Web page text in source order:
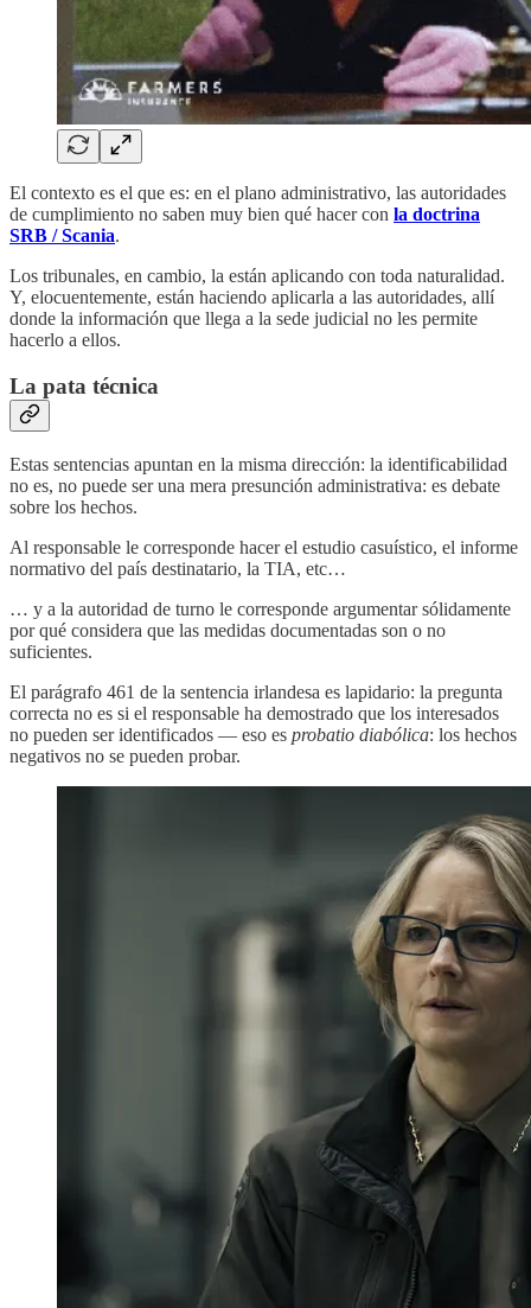
El contexto es el que es: en el plano administrativo, las autoridades
de cumplimiento no saben muy bien qué hacer con la doctrina
SRB / Scania.
Los tribunales, en cambio, la están aplicando con toda naturalidad.
Y, elocuentemente, están haciendo aplicarla a las autoridades, allí
donde la información que llega a la sede judicial no les permite
hacerlo a ellos.
La pata técnica
Estas sentencias apuntan en la misma dirección: la identificabilidad
no es, no puede ser una mera presunción administrativa: es debate
sobre los hechos.
Al responsable le corresponde hacer el estudio casuístico, el informe
normativo del país destinatario, la TIA, etc…
… y a la autoridad de turno le corresponde argumentar sólidamente
por qué considera que las medidas documentadas son o no
suficientes.
El parágrafo 461 de la sentencia irlandesa es lapidario: la pregunta
correcta no es si el responsable ha demostrado que los interesados
no pueden ser identificados — eso es probatio diabólica: los hechos
negativos no se pueden probar.